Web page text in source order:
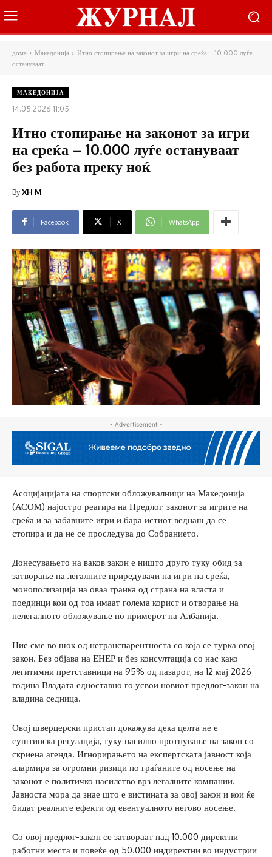
дома Македонија
Итно стопирање на законот за игри на среќа – 10.000 луѓе
остануваат...
МАКЕДОНИЈА
14.05.2026 11:05
Итно стопирање на законот за игри
на среќа – 10.000 луѓе остануваат
без работа преку ноќ
ByXH M
Facebook X WhatsApp
- Advertisement -
Асоцијацијата на спортски обложувалници на Македонија
(АСОМ) најостро реагира на Предлог-законот за игрите на
среќа и за забавните игри и бара истиот веднаш да се
стопира и да не се проследува до Собранието.
Донесувањето на ваков закон е ништо друго туку обид за
затворање на легалните приредувачи на игри на среќа,
монополизација на оваа гранка од страна на власта и
поединци кои од тоа имаат голема корист и отворање на
нелегалното обложување по примерот на Албанија.
Ние сме во шок од нетранспарентноста со која се турка овој
закон. Без објава на ЕНЕР и без консултација со нас како
легитимни претставници на 95% од пазарот, на 12 мај 2026
година Владата едноставно го усвои новиот предлог-закон на
владина седница.
Овој шверцерски пристап докажува дека целта не е
суштинска регулација, туку насилно протнување на закон со
скриена агенда. Игнорирањето на експертската јавност која
алармира за огромни ризици по граѓаните од носење на
законот е политичко насилство врз легалните компании.
Јавноста мора да знае што е вистината за овој закон и кои ќе
бидат реалните ефекти од евентуалното негово носење.
Со овој предлог-закон се затвораат над 10.000 директни
работни места и повеќе од 50.000 индиректни во индустрии